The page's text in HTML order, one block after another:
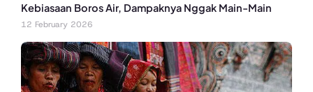
Kebiasaan Boros Air, Dampaknya Nggak Main-Main
12 February 2026